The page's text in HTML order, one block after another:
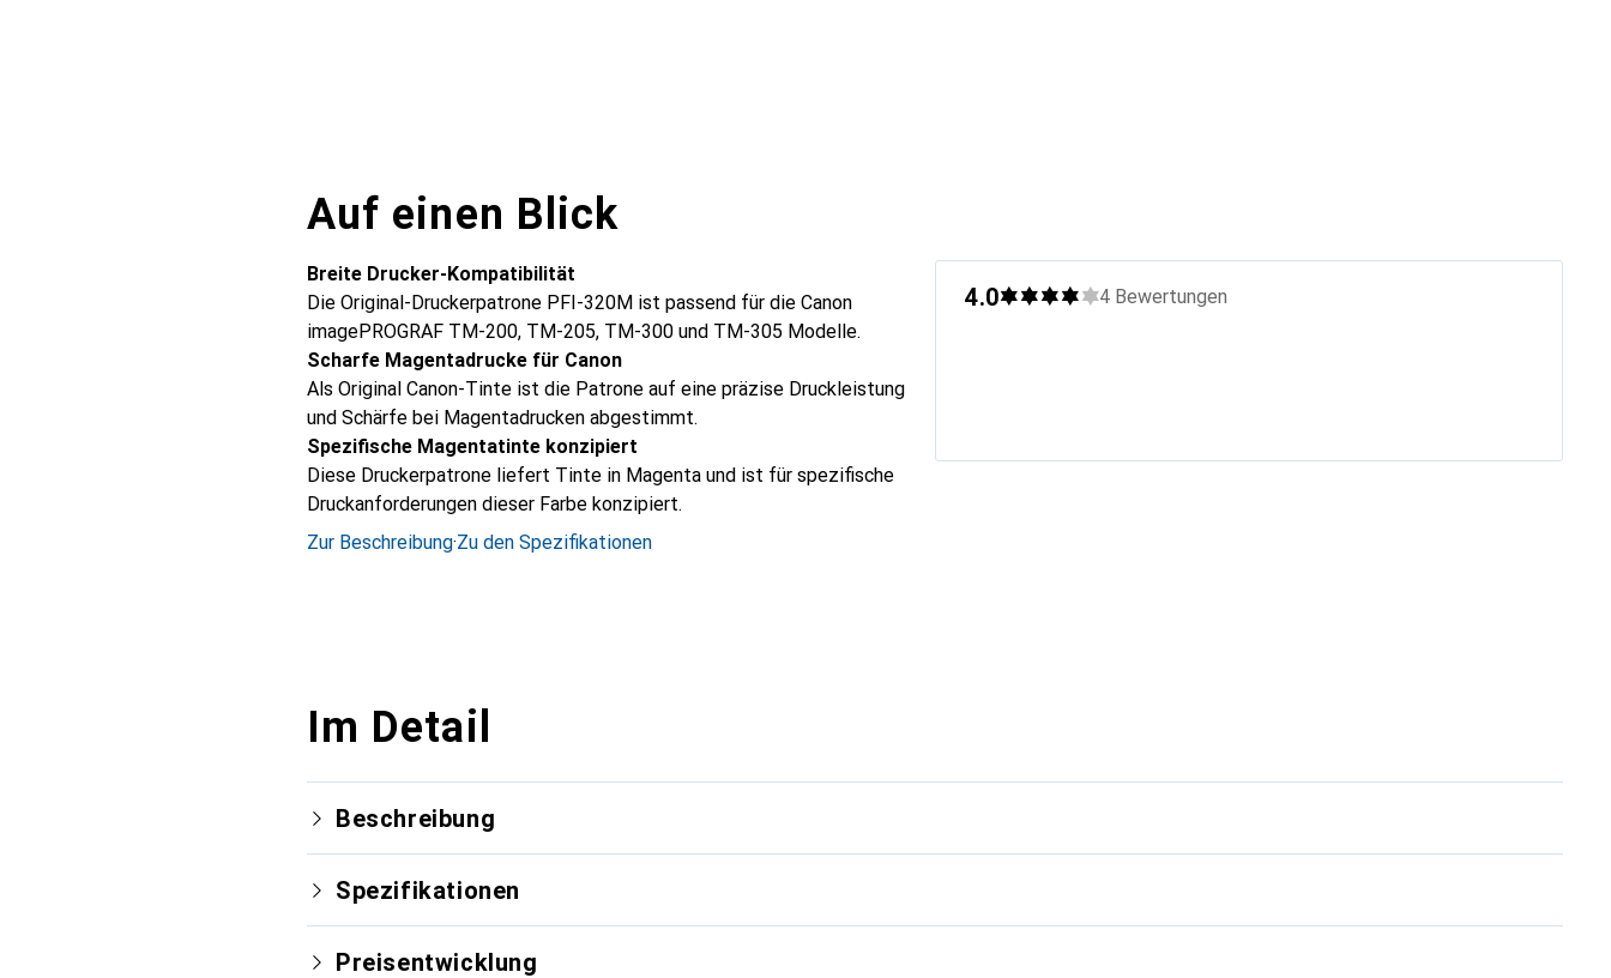
Auf einen Blick
Breite Drucker-Kompatibilität
Die Original-Druckerpatrone PFI-320M ist passend für die Canon
imagePROGRAF TM-200, TM-205, TM-300 und TM-305 Modelle.
Scharfe Magentadrucke für Canon
Als Original Canon-Tinte ist die Patrone auf eine präzise Druckleistung
und Schärfe bei Magentadrucken abgestimmt.
Spezifische Magentatinte konzipiert
Diese Druckerpatrone liefert Tinte in Magenta und ist für spezifische
Druckanforderungen dieser Farbe konzipiert.
Zur Beschreibung·Zu den Spezifikationen
4.0 4 Bewertungen
Im Detail
Beschreibung
Spezifikationen
Preisentwicklung